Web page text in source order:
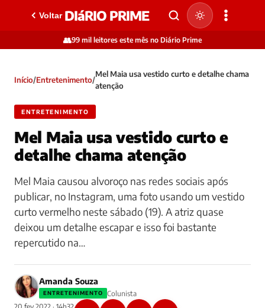
Voltar DIáRIO PRIME
👥99 mil leitores este mês no Diário Prime
Início/Entretenimento/
Mel Maia usa vestido curto e detalhe chama
atenção
ENTRETENIMENTO
Mel Maia usa vestido curto e
detalhe chama atenção
Mel Maia causou alvoroço nas redes sociais após
publicar, no Instagram, uma foto usando um vestido
curto vermelho neste sábado (19). A atriz quase
deixou um detalhe escapar e isso foi bastante
repercutido na…
Amanda Souza
ENTRETENIMENTO
Colunista